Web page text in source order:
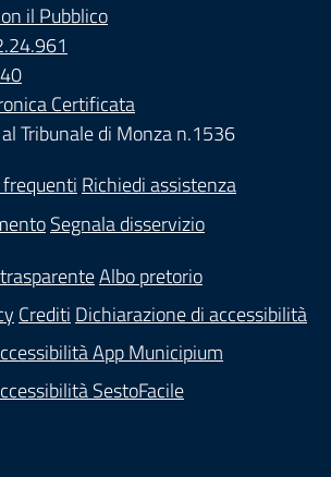
il Pubblico
Certificata
Tribunale di Monza n.1536
Richiedi assistenza
Segnala disservizio
Albo pretorio
Crediti Dichiarazione di accessibilità
App Municipium
SestoFacile